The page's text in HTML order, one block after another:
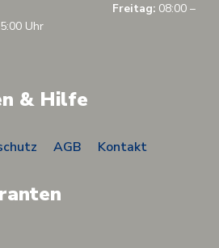
Freitag: 08:00 –
Uhr
& Hilfe
AGB Kontakt